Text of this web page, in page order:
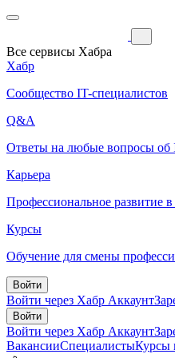
Все сервисы Хабра
Хабр
Сообщество IT-специалистов
Q&A
Ответы на любые вопросы об
Карьера
Профессиональное развитие
Курсы
Обучение для смены
Войти
Войти через Хабр Аккаунт
Войти
Войти через Хабр Аккаунт
ВакансииСпециалистыКурсы